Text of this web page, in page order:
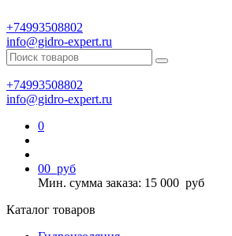
+74993508802
info@gidro-expert.ru
+74993508802
info@gidro-expert.ru
0
00 руб
Мин. сумма заказа: 15 000 руб
Каталог товаров